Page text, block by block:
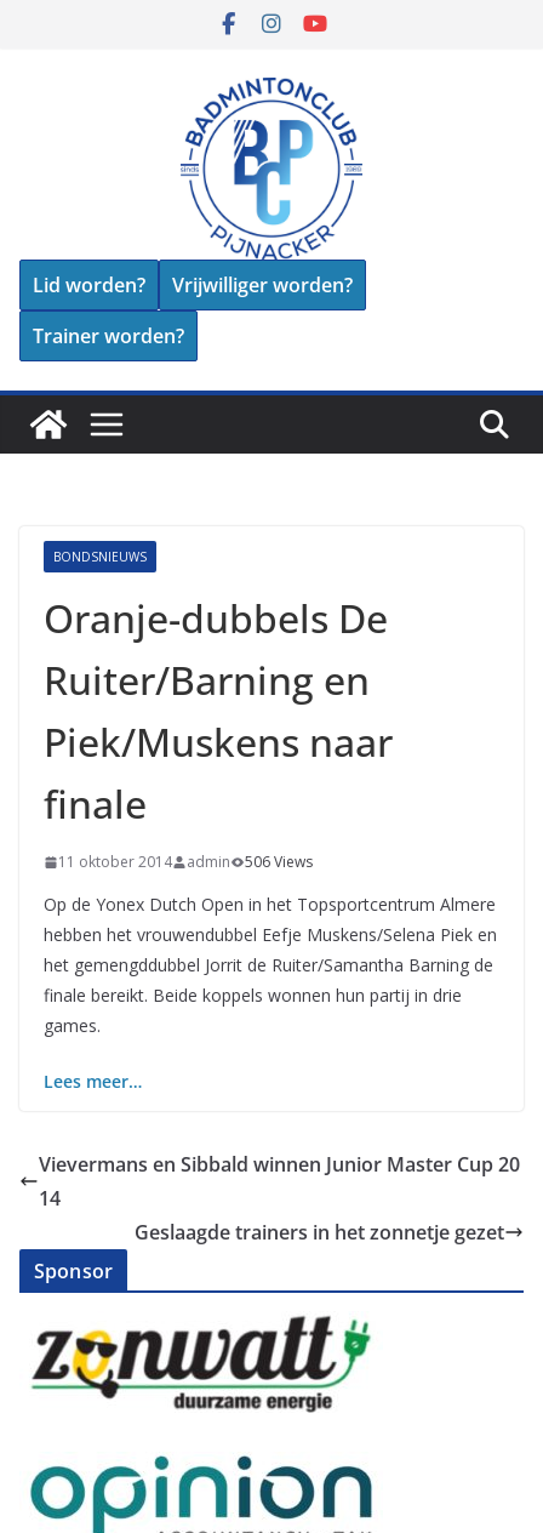
Lid worden?
Vrijwilliger worden?
Trainer worden?
BONDSNIEUWS
Oranje-dubbels De
Ruiter/Barning en
Piek/Muskens naar
finale
11 oktober 2014 admin 506 Views
Op de Yonex Dutch Open in het Topsportcentrum Almere
hebben het vrouwendubbel Eefje Muskens/Selena Piek en
het gemengddubbel Jorrit de Ruiter/Samantha Barning de
finale bereikt. Beide koppels wonnen hun partij in drie
games.
Lees meer…
Vievermans en Sibbald winnen Junior Master Cup 20
14
Geslaagde trainers in het zonnetje gezet
Sponsor